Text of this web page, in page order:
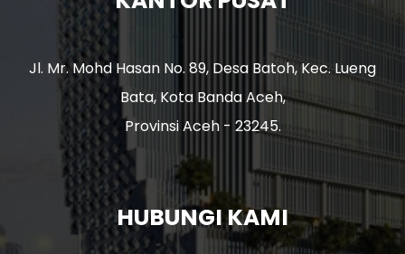
Jl. Mr. Mohd Hasan No. 89, Desa Batoh, Kec. Lueng
Bata, Kota Banda Aceh,
Provinsi Aceh - 23245.
HUBUNGI KAMI